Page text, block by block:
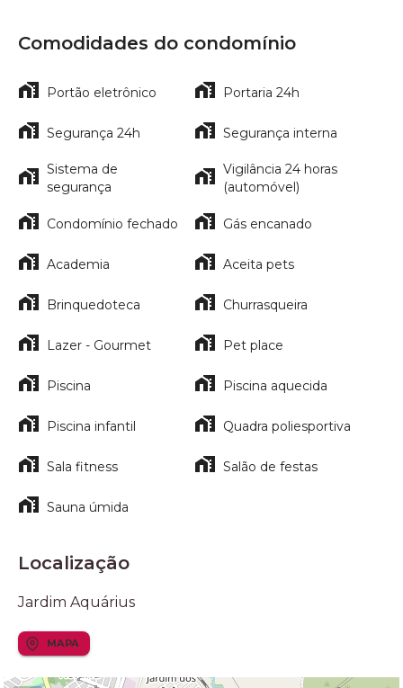
Comodidades do condomínio
Portão eletrônico Portaria 24h
Segurança 24h Segurança interna
Sistema de
segurança
Vigilância 24 horas
(automóvel)
Condomínio fechado Gás encanado
Academia Aceita pets
Brinquedoteca Churrasqueira
Lazer - Gourmet Pet place
Piscina Piscina aquecida
Piscina infantil Quadra poliesportiva
Sala fitness Salão de festas
Sauna úmida
Localização
Jardim Aquárius
MAPA